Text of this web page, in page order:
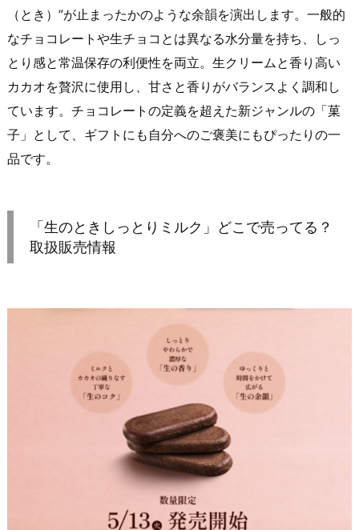
（とき）”が止まったかのような余韻を演出します。一般的
なチョコレートや生チョコとは異なる水分量を持ち、しっ
とり感と常温保存の利便性を両立。生クリームと香り高い
カカオを贅沢に使用し、甘さと香りがバランスよく調和し
ています。チョコレートの定義を超えた新ジャンルの「菓
子」として、ギフトにも自分へのご褒美にもぴったりの一
品です。
「生のときしっとりミルク」どこで売ってる？
取扱販売情報